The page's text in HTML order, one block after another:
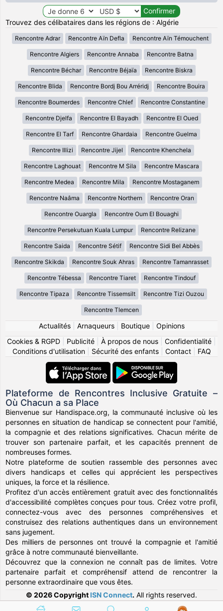
Trouvez des célibataires dans les régions de : Algérie
Rencontre Adrar Rencontre Aïn Defla Rencontre Aïn Témouchent
Rencontre Algiers Rencontre Annaba Rencontre Batna
Rencontre Béchar Rencontre Béjaïa Rencontre Biskra
Rencontre Blida Rencontre Bordj Bou Arréridj Rencontre Bouira
Rencontre Boumerdes Rencontre Chlef Rencontre Constantine
Rencontre Djelfa Rencontre El Bayadh Rencontre El Oued
Rencontre El Tarf Rencontre Ghardaia Rencontre Guelma
Rencontre Illizi Rencontre Jijel Rencontre Khenchela
Rencontre Laghouat Rencontre M Sila Rencontre Mascara
Rencontre Medea Rencontre Mila Rencontre Mostaganem
Rencontre Naâma Rencontre Northern Rencontre Oran
Rencontre Ouargla Rencontre Oum El Bouaghi
Rencontre Persekutuan Kuala Lumpur Rencontre Relizane
Rencontre Saida Rencontre Sétif Rencontre Sidi Bel Abbès
Rencontre Skikda Rencontre Souk Ahras Rencontre Tamanrasset
Rencontre Tébessa Rencontre Tiaret Rencontre Tindouf
Rencontre Tipaza Rencontre Tissemsilt Rencontre Tizi Ouzou
Rencontre Tlemcen
Actualités| Arnaqueurs| Boutique| Opinions
Cookies & RGPD
Publicité À propos de nous Confidentialité
Conditions d'utilisation| Sécurité des enfants| Contact| FAQ
Plateforme de Rencontres Inclusive Gratuite –
Où Chacun a sa Place
Bienvenue sur Handispace.org, la communauté inclusive où les
personnes en situation de handicap se connectent pour l'amitié,
la compagnie et des relations significatives. Chacun mérite de
trouver son partenaire parfait, et les capacités prennent de
nombreuses formes.
Notre plateforme de soutien rassemble des personnes avec
divers handicaps et celles qui apprécient les perspectives
uniques, la force et la résilience.
Profitez d'un accès entièrement gratuit avec des fonctionnalités
d'accessibilité complètes conçues pour tous. Créez votre profil,
connectez-vous avec des personnes compréhensives et
construisez des relations authentiques dans un environnement
sans jugement.
Des milliers de personnes ont trouvé la compagnie et l'amitié
grâce à notre communauté bienveillante.
Découvrez que la connexion ne connaît pas de limites. Votre
partenaire parfait et compréhensif attend de rencontrer la
personne extraordinaire que vous êtes.
© 2026 Copyright ISN Connect. All rights reserved.